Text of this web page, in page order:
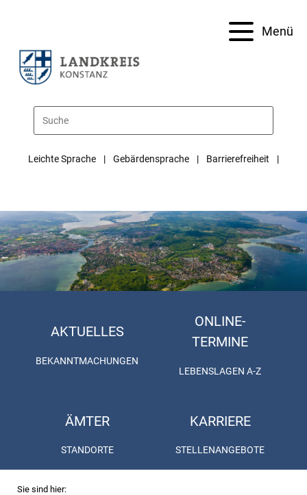
Menü
Leichte Sprache Gebärdensprache Barrierefreiheit
AKTUELLES
BEKANNTMACHUNGEN
ONLINE-
TERMINE
LEBENSLAGEN A-Z
ÄMTER
STANDORTE
KARRIERE
STELLENANGEBOTE
Sie sind hier: